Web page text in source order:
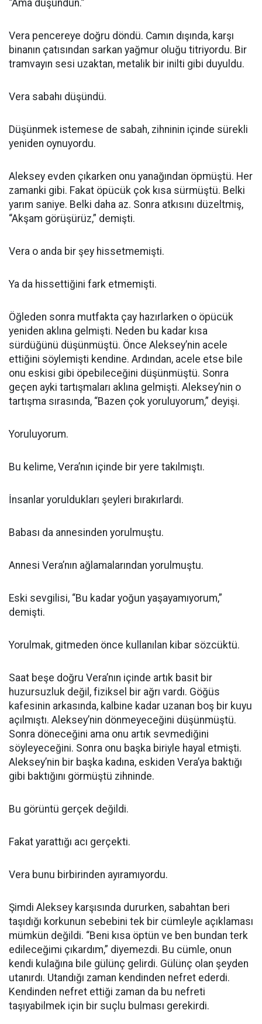
“Ama düşündün.”
Vera pencereye doğru döndü. Camın dışında, karşı
binanın çatısından sarkan yağmur oluğu titriyordu. Bir
tramvayın sesi uzaktan, metalik bir inilti gibi duyuldu.
Vera sabahı düşündü.
Düşünmek istemese de sabah, zihninin içinde sürekli
yeniden oynuyordu.
Aleksey evden çıkarken onu yanağından öpmüştü. Her
zamanki gibi. Fakat öpücük çok kısa sürmüştü. Belki
yarım saniye. Belki daha az. Sonra atkısını düzeltmiş,
“Akşam görüşürüz,” demişti.
Vera o anda bir şey hissetmemişti.
Ya da hissettiğini fark etmemişti.
Öğleden sonra mutfakta çay hazırlarken o öpücük
yeniden aklına gelmişti. Neden bu kadar kısa
sürdüğünü düşünmüştü. Önce Aleksey’nin acele
ettiğini söylemişti kendine. Ardından, acele etse bile
onu eskisi gibi öpebileceğini düşünmüştü. Sonra
geçen ayki tartışmaları aklına gelmişti. Aleksey’nin o
tartışma sırasında, “Bazen çok yoruluyorum,” deyişi.
Yoruluyorum.
Bu kelime, Vera’nın içinde bir yere takılmıştı.
İnsanlar yoruldukları şeyleri bırakırlardı.
Babası da annesinden yorulmuştu.
Annesi Vera’nın ağlamalarından yorulmuştu.
Eski sevgilisi, “Bu kadar yoğun yaşayamıyorum,”
demişti.
Yorulmak, gitmeden önce kullanılan kibar sözcüktü.
Saat beşe doğru Vera’nın içinde artık basit bir
huzursuzluk değil, fiziksel bir ağrı vardı. Göğüs
kafesinin arkasında, kalbine kadar uzanan boş bir kuyu
açılmıştı. Aleksey’nin dönmeyeceğini düşünmüştü.
Sonra döneceğini ama onu artık sevmediğini
söyleyeceğini. Sonra onu başka biriyle hayal etmişti.
Aleksey’nin bir başka kadına, eskiden Vera’ya baktığı
gibi baktığını görmüştü zihninde.
Bu görüntü gerçek değildi.
Fakat yarattığı acı gerçekti.
Vera bunu birbirinden ayıramıyordu.
Şimdi Aleksey karşısında dururken, sabahtan beri
taşıdığı korkunun sebebini tek bir cümleyle açıklaması
mümkün değildi. “Beni kısa öptün ve ben bundan terk
edileceğimi çıkardım,” diyemezdi. Bu cümle, onun
kendi kulağına bile gülünç gelirdi. Gülünç olan şeyden
utanırdı. Utandığı zaman kendinden nefret ederdi.
Kendinden nefret ettiği zaman da bu nefreti
taşıyabilmek için bir suçlu bulması gerekirdi.